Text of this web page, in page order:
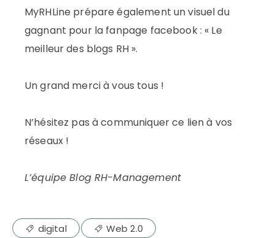
MyRHLine prépare également un visuel du
gagnant pour la fanpage facebook : « Le
meilleur des blogs RH ».
Un grand merci à vous tous !
N’hésitez pas à communiquer ce lien à vos
réseaux !
L’équipe Blog RH-Management
digital Web 2.0